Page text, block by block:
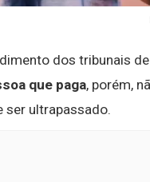
dos tribunais
que paga, porém,
ser ultrapassado.